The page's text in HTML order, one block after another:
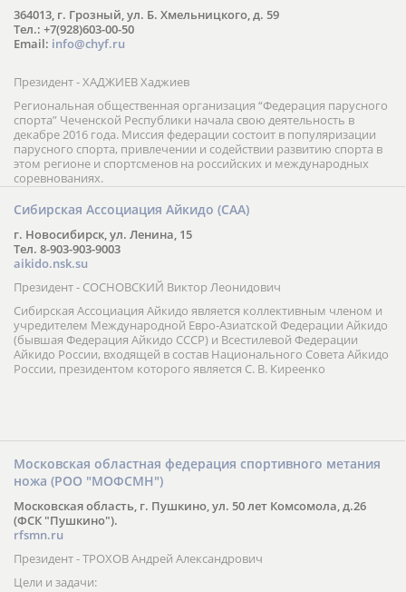
364013, г. Грозный, ул. Б. Хмельницкого, д. 59
Тел.: +7(928)603-00-50
Email: info@chyf.ru
Президент - ХАДЖИЕВ Хаджиев
Региональная общественная организация “Федерация парусного
спорта” Чеченской Республики начала свою деятельность в
декабре 2016 года. Миссия федерации состоит в популяризации
парусного спорта, привлечении и содействии развитию спорта в
этом регионе и спортсменов на российских и международных
соревнованиях.
Сибирская Ассоциация Айкидо (САА)
г. Новосибирск, ул. Ленина, 15
Тел. 8-903-903-9003
aikido.nsk.su
Президент - СОСНОВСКИЙ Виктор Леонидович
Сибирская Ассоциация Айкидо является коллективным членом и
учредителем Международной Евро-Азиатской Федерации Айкидо
(бывшая Федерация Айкидо СССР) и Всестилевой Федерации
Айкидо России, входящей в состав Национального Совета Айкидо
России, президентом которого является С. В. Киреенко
Московская областная федерация спортивного метания
ножа (РОО "МОФСМН")
Московская область, г. Пушкино, ул. 50 лет Комсомола, д.26
(ФСК "Пушкино").
rfsmn.ru
Президент - ТРОХОВ Андрей Александрович
Цели и задачи: